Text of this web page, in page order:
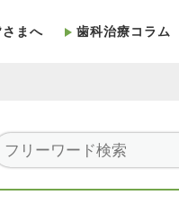
まへ 歯科治療コラム